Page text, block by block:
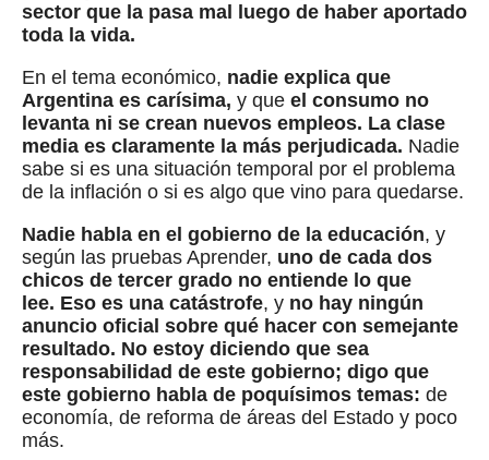
sector que la pasa mal luego de haber aportado
toda la vida.
En el tema económico, nadie explica que
Argentina es carísima, y que el consumo no
levanta ni se crean nuevos empleos. La clase
media es claramente la más perjudicada. Nadie
sabe si es una situación temporal por el problema
de la inflación o si es algo que vino para quedarse.
Nadie habla en el gobierno de la educación, y
según las pruebas Aprender, uno de cada dos
chicos de tercer grado no entiende lo que
lee. Eso es una catástrofe, y no hay ningún
anuncio oficial sobre qué hacer con semejante
resultado. No estoy diciendo que sea
responsabilidad de este gobierno; digo que
este gobierno habla de poquísimos temas: de
economía, de reforma de áreas del Estado y poco
más.